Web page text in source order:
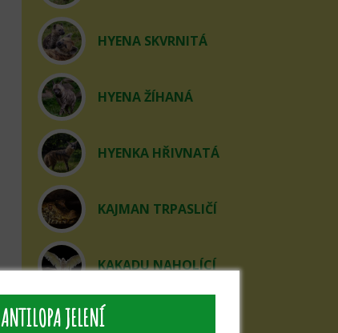
HYENA SKVRNITÁ
HYENA ŽÍHANÁ
HYENKA HŘIVNATÁ
KAJMAN TRPASLIČÍ
KAKADU NAHOLÍCÍ
KAPYBARA
ANTILOPA JELENÍ